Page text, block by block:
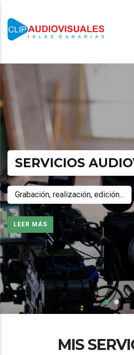
contenido
principal
SERVICIOS
Grabación, realización, edición...
LEER MÁS
MIS